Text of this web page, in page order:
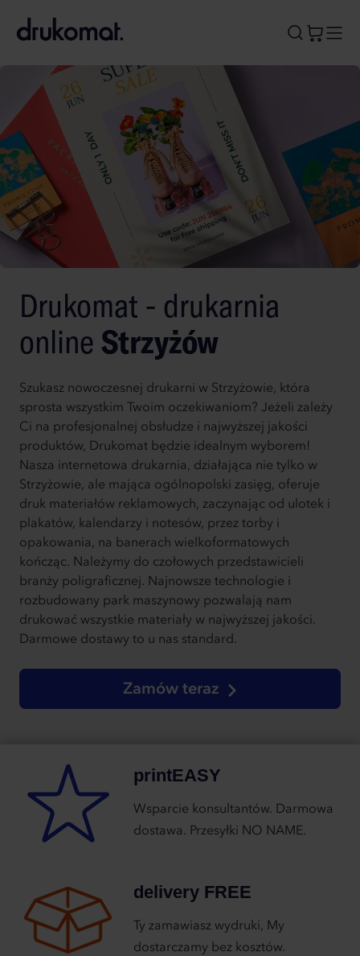
A
Drukomat - drukarnia
online Strzyżów
Szukasz nowoczesnej drukarni w Strzyżowie, która
sprosta wszystkim Twoim oczekiwaniom? Jeżeli zależy
Ci na profesjonalnej obsłudze i najwyższej jakości
produktów, Drukomat będzie idealnym wyborem!
Nasza internetowa drukarnia, działająca nie tylko w
Strzyżowie, ale mająca ogólnopolski zasięg, oferuje
druk materiałów reklamowych, zaczynając od ulotek i
plakatów, kalendarzy i notesów, przez torby i
opakowania, na banerach wielkoformatowych
kończąc. Należymy do czołowych przedstawicieli
branży poligraficznej. Najnowsze technologie i
rozbudowany park maszynowy pozwalają nam
drukować wszystkie materiały w najwyższej jakości.
Darmowe dostawy to u nas standard.
Zamów teraz
printEASY
Wsparcie konsultantów. Darmowa
dostawa. Przesyłki NO NAME.
delivery FREE
Ty zamawiasz wydruki, My
dostarczamy bez kosztów.